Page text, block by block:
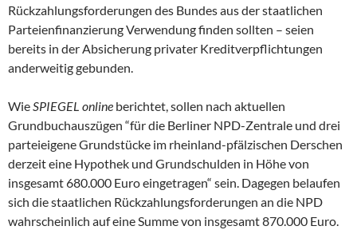
Rückzahlungsforderungen des Bundes aus der staatlichen
Parteienfinanzierung Verwendung finden sollten – seien
bereits in der Absicherung privater Kreditverpflichtungen
anderweitig gebunden.
WieSPIEGEL online berichtet, sollen nach aktuellen
Grundbuchauszügen “für die Berliner NPD-Zentrale und drei
parteieigene Grundstücke im rheinland-pfälzischen Derschen
derzeit eine Hypothek und Grundschulden in Höhe von
insgesamt 680.000 Euro eingetragen“ sein. Dagegen belaufen
sich die staatlichen Rückzahlungsforderungen an die NPD
wahrscheinlich auf eine Summe von insgesamt 870.000 Euro.